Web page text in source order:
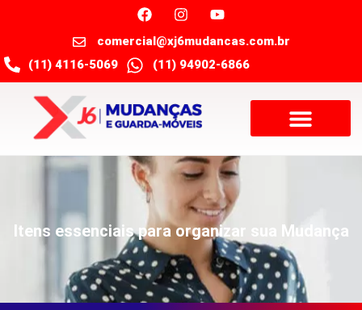
comercial@xj6mudancas.com.br
(11) 4116-5069
(11) 94902-6866
Itens essenciais para organizar sua Mudança